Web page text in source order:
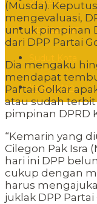
Lingkungan
Sudut Kota
Kesehatan
(Musda).
mengevaluasi,
untuk pimpinan
dari DPP Partai
Dia mengaku
mendapat
Partai Golkar
atau sudah
pimpinan DPRD
“Kemarin yang
Cilegon Pak Isra
hari ini DPP
cukup dengan
harus
juklak DPP